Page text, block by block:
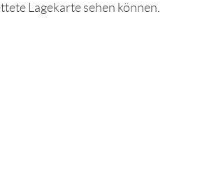
Lagekarte sehen können.